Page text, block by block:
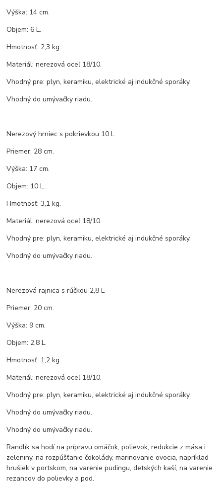
Výška: 14 cm.
Objem: 6 L.
Hmotnosť: 2,3 kg.
Materiál: nerezová oceľ 18/10.
Vhodný pre: plyn, keramiku, elektrické aj indukčné sporáky.
Vhodný do umývačky riadu.
Nerezový hrniec s pokrievkou 10 L
Priemer: 28 cm.
Výška: 17 cm.
Objem: 10 L.
Hmotnosť: 3,1 kg.
Materiál: nerezová oceľ 18/10.
Vhodný pre: plyn, keramiku, elektrické aj indukčné sporáky.
Vhodný do umývačky riadu.
Nerezová rajnica s rúčkou 2,8 L
Priemer: 20 cm.
Výška: 9 cm.
Objem: 2,8 L.
Hmotnosť: 1,2 kg.
Materiál: nerezová oceľ 18/10.
Vhodný pre: plyn, keramiku, elektrické aj indukčné sporáky.
Vhodný do umývačky riadu.
Vhodný do umývačky riadu.
Randlík sa hodí na prípravu omáčok, polievok, redukcie z mäsa i
zeleniny, na rozpúšťanie čokolády, marinovanie ovocia, napríklad
hrušiek v portskom, na varenie pudingu, detských kaší, na varenie
rezancov do polievky a pod.